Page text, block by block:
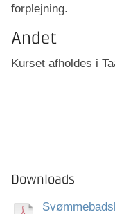
forplejning.
Andet
Kurset afholdes i
Downloads